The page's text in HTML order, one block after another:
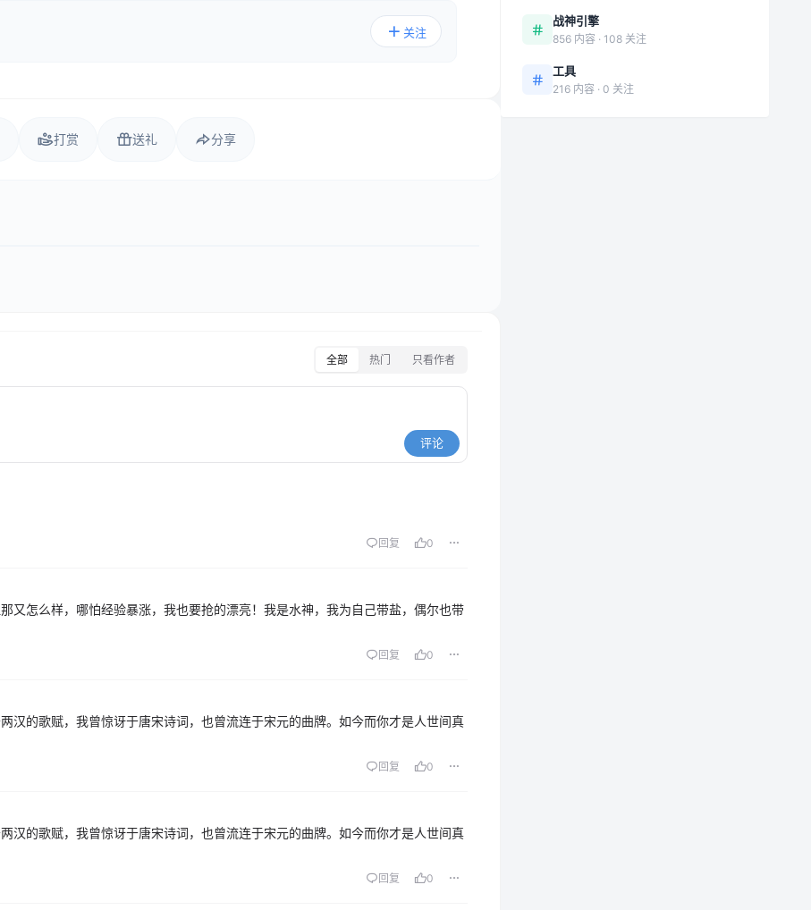
关注
打赏 送礼 分享
全部 热门 只看作者
评论
回复 0
又怎么样，哪怕经验暴涨，我也要抢的漂亮！我是水神，我为自己带盐，偶尔也带
回复 0
汉的歌赋，我曾惊讶于唐宋诗词，也曾流连于宋元的曲牌。如今而你才是人世间真
回复 0
汉的歌赋，我曾惊讶于唐宋诗词，也曾流连于宋元的曲牌。如今而你才是人世间真
回复 0
战神引擎
856 内容 · 108 关注
工具
216 内容 · 0 关注